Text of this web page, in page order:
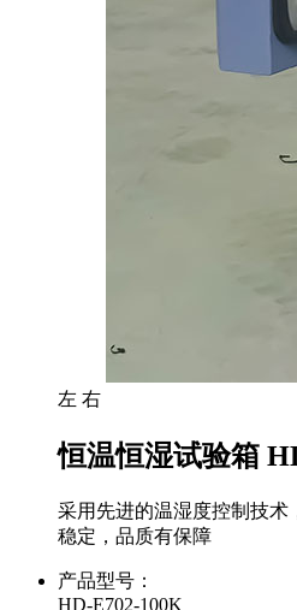
左 右
恒温恒湿试验箱
采用先进的温湿度控制技
稳定，品质有保障
产品型号：
HD-E702-100K